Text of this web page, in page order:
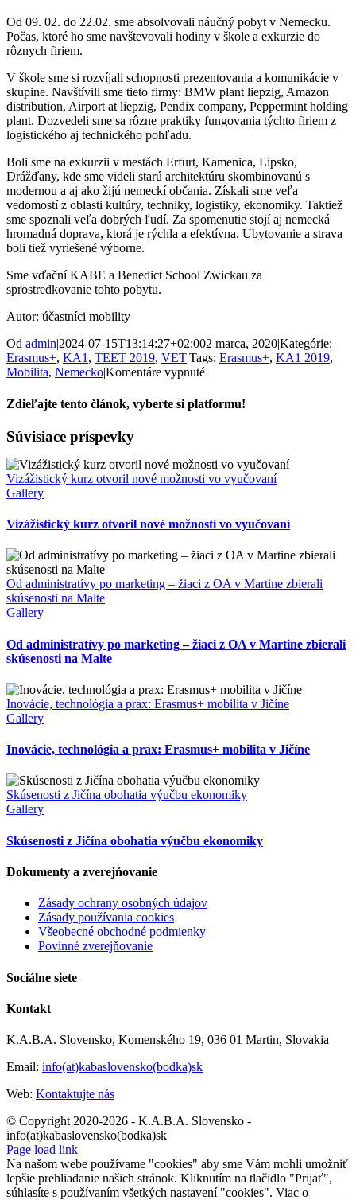
Od 09. 02. do 22.02. sme absolvovali náučný pobyt v Nemecku.
Počas, ktoré ho sme navštevovali hodiny v škole a exkurzie do
rôznych firiem.
V škole sme si rozvíjali schopnosti prezentovania a komunikácie v
skupine. Navštívili sme tieto firmy: BMW plant liepzig, Amazon
distribution, Airport at liepzig, Pendix company, Peppermint holding
plant. Dozvedeli sme sa rôzne praktiky fungovania týchto firiem z
logistického aj technického pohľadu.
Boli sme na exkurzii v mestách Erfurt, Kamenica, Lipsko,
Drážďany, kde sme videli starú architektúru skombinovanú s
modernou a aj ako žijú nemeckí občania. Získali sme veľa
vedomostí z oblasti kultúry, techniky, logistiky, ekonomiky. Taktiež
sme spoznali veľa dobrých ľudí. Za spomenutie stojí aj nemecká
hromadná doprava, ktorá je rýchla a efektívna. Ubytovanie a strava
boli tiež vyriešené výborne.
Sme vďační KABE a Benedict School Zwickau za
sprostredkovanie tohto pobytu.
Autor: účastníci mobility
Od admin|2024-07-15T13:14:27+02:002 marca, 2020|Kategórie:
Erasmus+, KA1 , TEET 2019, VET|Tags: Erasmus+, KA1 2019,
Mobilita, Nemecko|Komentáre vypnuténa
SPŠ
Chemnitz,
Nemecko
Zdieľajte tento článok, vyberte si platformu!
Facebook
X
Súvisiace príspevky
Vizážistický kurz otvoril nové možnosti vo vyučovaní
Gallery
Vizážistický kurz otvoril nové možnosti vo vyučovaní
Od administratívy po marketing – žiaci z OA v Martine zbierali
skúsenosti na Malte
Gallery
Od administratívy po marketing – žiaci z OA v Martine zbierali
skúsenosti na Malte
Inovácie, technológia a prax: Erasmus+ mobilita v Jičíne
Gallery
Inovácie, technológia a prax: Erasmus+ mobilita v Jičíne
Skúsenosti z Jičína obohatia výučbu ekonomiky
Gallery
Skúsenosti z Jičína obohatia výučbu ekonomiky
Dokumenty a zverejňovanie
Zásady ochrany osobných údajov
Zásady používania cookies
Všeobecné obchodné podmienky
Povinné zverejňovanie
Sociálne siete
Kontakt
K.A.B.A. Slovensko, Komenského 19, 036 01 Martin, Slovakia
Email: info(at)kabaslovensko(bodka)sk
Web: Kontaktujte nás
© Copyright 2020-2026 - K.A.B.A. Slovensko -
info(at)kabaslovensko(bodka)sk
Page load link
Na našom webe používame "cookies" aby sme Vám mohli umožniť
lepšie prehliadanie našich stránok. Kliknutím na tlačidlo "Prijať",
súhlasíte s používaním všetkých nastavení "cookies". Viac o